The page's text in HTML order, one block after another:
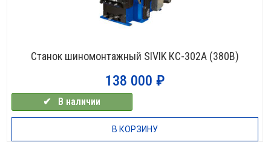
Станок шиномонтажный SIVIK КС-302A (380В)
138 000 ₽
✔⠀В наличии
В КОРЗИНУ